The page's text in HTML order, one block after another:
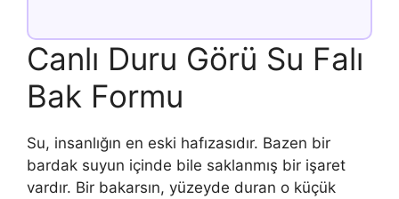
Canlı Duru Görü Su Falı
Bak Formu
Su, insanlığın en eski hafızasıdır. Bazen bir
bardak suyun içinde bile saklanmış bir işaret
vardır. Bir bakarsın, yüzeyde duran o küçük